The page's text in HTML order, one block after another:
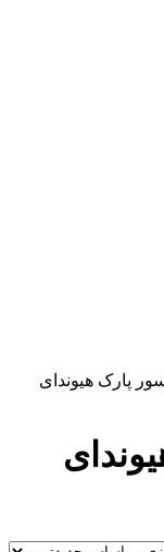
پارک هیوندای